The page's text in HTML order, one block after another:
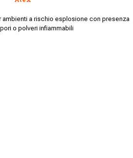
a rischio esplosione con presenza
o polveri infiammabili